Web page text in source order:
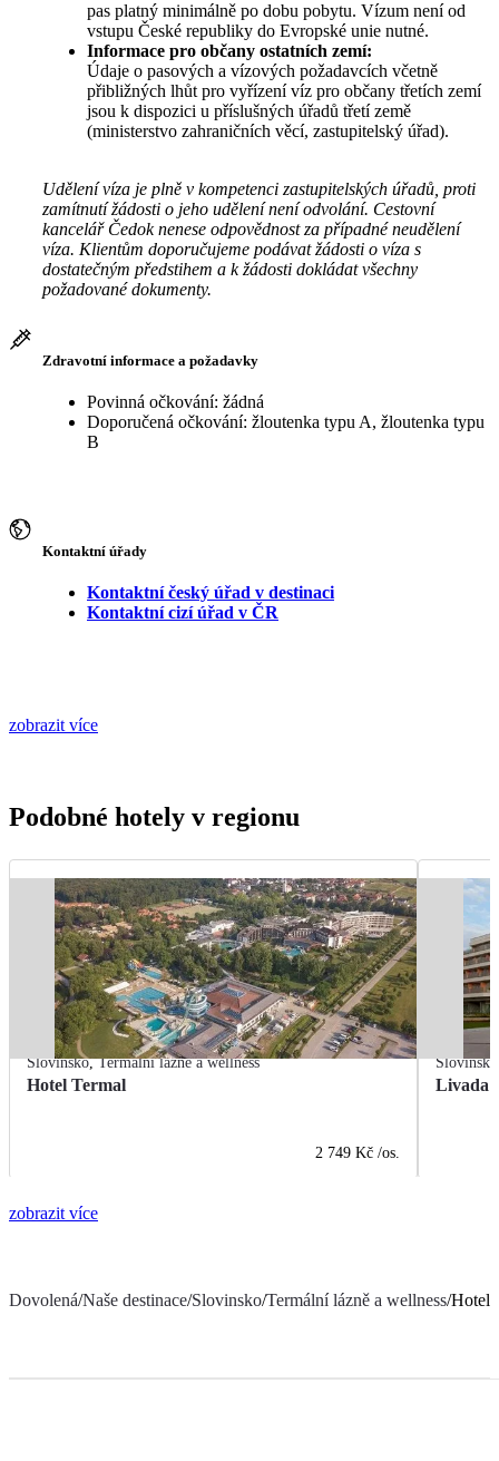
pas platný minimálně po dobu pobytu. Vízum není od
vstupu České republiky do Evropské unie nutné.
Informace pro občany ostatních zemí:
Údaje o pasových a vízových požadavcích včetně
přibližných lhůt pro vyřízení víz pro občany třetích zemí
jsou k dispozici u příslušných úřadů třetí země
(ministerstvo zahraničních věcí, zastupitelský úřad).
Udělení víza je plně v kompetenci zastupitelských úřadů, proti
zamítnutí žádosti o jeho udělení není odvolání. Cestovní
kancelář Čedok nenese odpovědnost za případné neudělení
víza. Klientům doporučujeme podávat žádosti o víza s
dostatečným předstihem a k žádosti dokládat všechny
požadované dokumenty.
Zdravotní informace a požadavky
Povinná očkování: žádná
Doporučená očkování: žloutenka typu A, žloutenka typu
B
Kontaktní úřady
Kontaktní český úřad v destinaci
Kontaktní cizí úřad v ČR
zobrazit více
Podobné hotely v regionu
Slovinsko,Termální lázně a wellness
Hotel Termal
2 749 Kč /os.
Slovinsko
Livada
zobrazit více
Dovolená/Naše destinace/Slovinsko/Termální lázně a wellness/Hotel